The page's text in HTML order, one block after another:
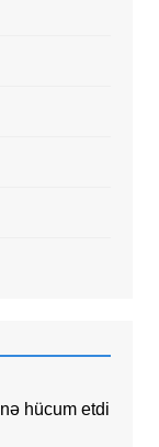
hücum etdi